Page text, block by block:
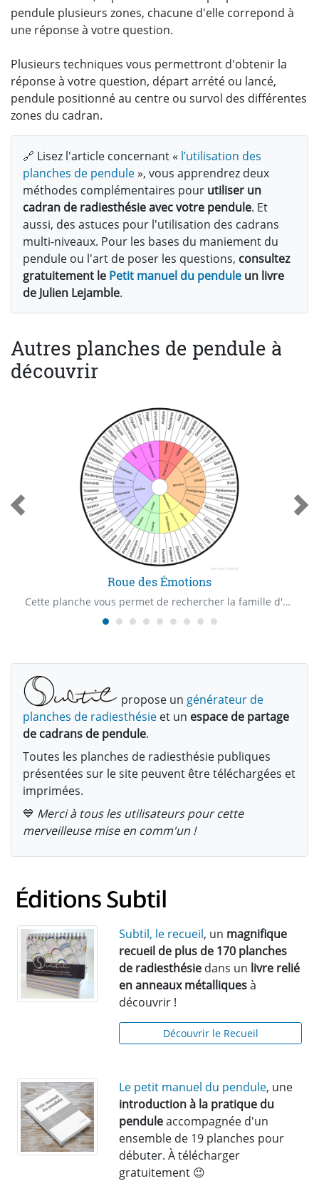
pendule plusieurs zones, chacune d'elle correpond à
une réponse à votre question.
Plusieurs techniques vous permettront d'obtenir la
réponse à votre question, départ arrété ou lancé,
pendule positionné au centre ou survol des différentes
zones du cadran.
🔗 Lisez l'article concernant « l’utilisation des
planches de pendule», vous apprendrez deux
méthodes complémentaires pour utiliser un
cadran de radiesthésie avec votre pendule. Et
aussi, des astuces pour l'utilisation des cadrans
multi-niveaux. Pour les bases du maniement du
pendule ou l'art de poser les questions, consultez
gratuitement le Petit manuel du pendule un livre
de Julien Lejamble.
Autres planches de pendule à
découvrir
Roue des Émotions
Cette planche vous permet de rechercher la famille d'émotions en lien avec votre recherche.
propose un générateur de
planches de radiesthésie et un espace de partage
de cadrans de pendule.
Toutes les planches de radiesthésie publiques
présentées sur le site peuvent être téléchargées et
imprimées.
💙 Merci à tous les utilisateurs pour cette
merveilleuse mise en comm'un !
Subtil, le recueil, un magnifique
recueil de plus de 170 planches
de radiesthésie dans un livre relié
en anneaux métalliquesà
découvrir !
Découvrir le Recueil
Le petit manuel du pendule, une
introduction à la pratique du
penduleaccompagnée d'un
ensemble de 19 planches pour
débuter. À télécharger
gratuitement 😉